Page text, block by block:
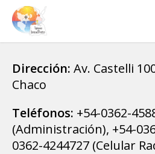
Dirección: Av. Castelli
Chaco
Teléfonos: +54-0362-
(Administración), +54-
0362-4244727 (Celular